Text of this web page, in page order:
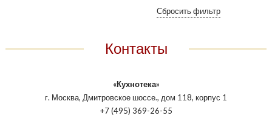
Контакты
«Кухнотека»
г. Москва, Дмитровское шоссе., дом 118, корпус 1
+7 (495) 369-26-55